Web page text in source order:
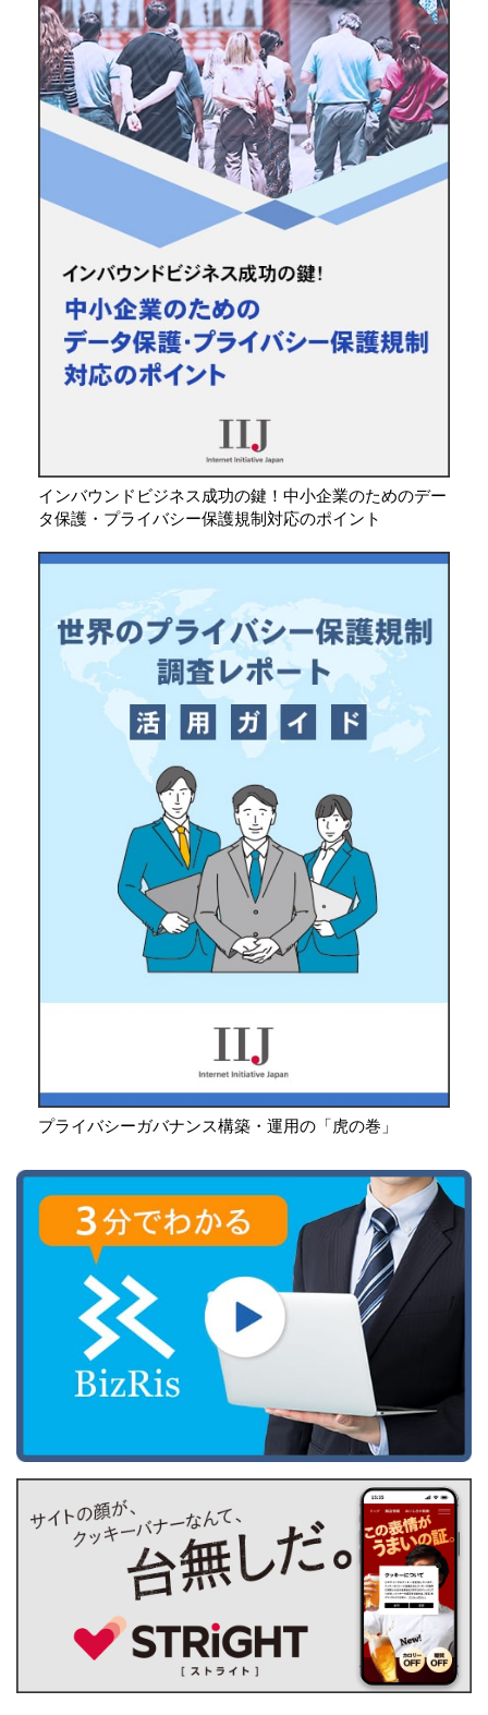
インバウンドビジネス成功の鍵！中小企業のためのデー
タ保護・プライバシー保護規制対応のポイント
プライバシーガバナンス構築・運用の「虎の巻」